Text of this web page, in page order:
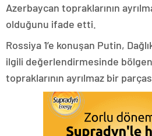
Azerbaycan topraklarının
olduğunu ifade etti.
Rossiya 1’e konuşan Putin,
ilgili değerlendirmesinde
topraklarının ayrılmaz bir